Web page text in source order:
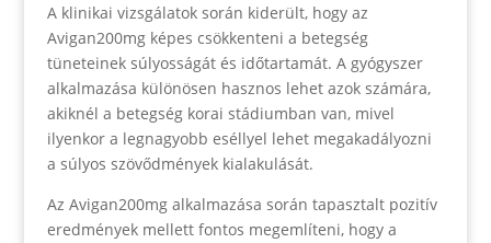
A klinikai vizsgálatok során kiderült, hogy az
Avigan200mg képes csökkenteni a betegség
tüneteinek súlyosságát és időtartamát. A gyógyszer
alkalmazása különösen hasznos lehet azok számára,
akiknél a betegség korai stádiumban van, mivel
ilyenkor a legnagyobb eséllyel lehet megakadályozni
a súlyos szövődmények kialakulását.
Az Avigan200mg alkalmazása során tapasztalt pozitív
eredmények mellett fontos megemlíteni, hogy a